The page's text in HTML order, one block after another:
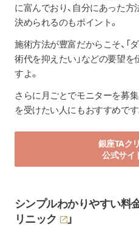
に富んでおり、自分にあった
決められるのもポイント。
施術方法が豊富だからこそ、「
術代を抑えたい」などの要望
すよ。
さらに月ごとでモニターを募
を受けたい人にもおすすめです
銀座TAク
公式サイ
シンプルわかりやすい料
リニック
」